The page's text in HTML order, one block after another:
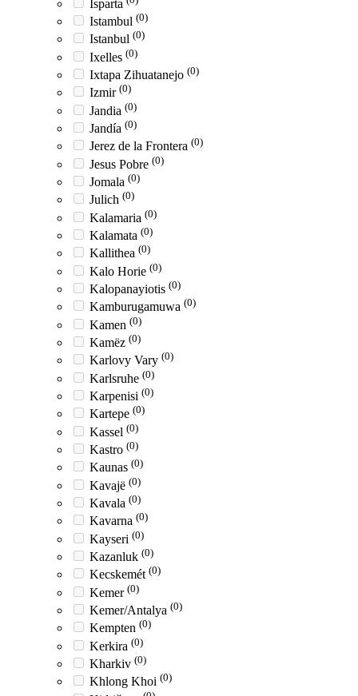
Isparta
Istambul (0)
Istanbul (0)
Ixelles (0)
Ixtapa Zihuatanejo (0)
Izmir (0)
Jandia (0)
Jandía (0)
Jerez de la Frontera (0)
Jesus Pobre (0)
Jomala (0)
Julich (0)
Kalamaria (0)
Kalamata (0)
Kallithea (0)
Kalo Horie (0)
Kalopanayiotis (0)
Kamburugamuwa (0)
Kamen (0)
Kamëz (0)
Karlovy Vary (0)
Karlsruhe (0)
Karpenisi (0)
Kartepe (0)
Kassel (0)
Kastro (0)
Kaunas (0)
Kavajë (0)
Kavala (0)
Kavarna (0)
Kayseri (0)
Kazanluk (0)
Kecskemét (0)
Kemer (0)
Kemer/Antalya (0)
Kempten (0)
Kerkira (0)
Kharkiv (0)
Khlong Khoi (0)